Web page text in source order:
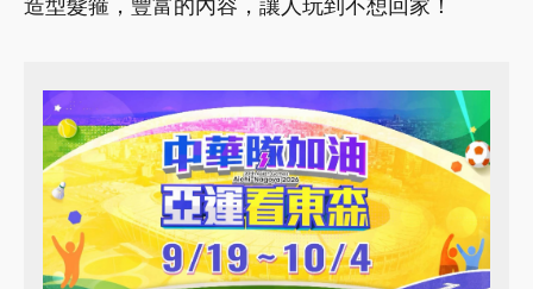
造型髮箍，豐富的內容，讓人玩到不想回家！